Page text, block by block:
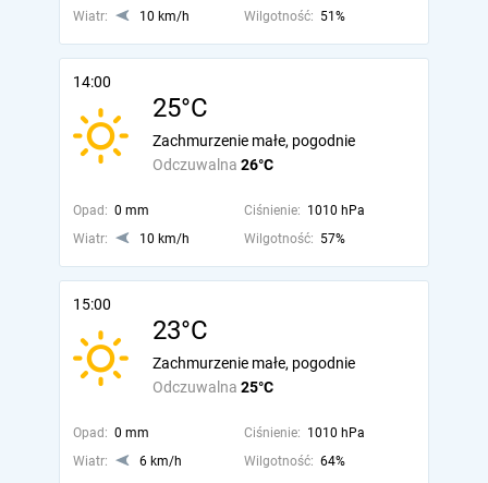
Wiatr:
10 km/h Wilgotność: 51%
14:00
25°C
Odczuwalna 26°C
Zachmurzenie małe, pogodnie
Opad: 0 mm Ciśnienie: 1010 hPa
Wiatr:
10 km/h Wilgotność: 57%
15:00
23°C
Odczuwalna 25°C
Zachmurzenie małe, pogodnie
Opad: 0 mm Ciśnienie: 1010 hPa
Wiatr:
6 km/h Wilgotność: 64%